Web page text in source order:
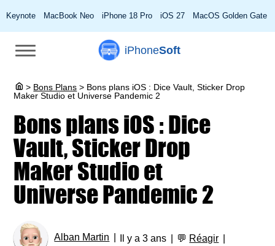
Keynote MacBook Neo iPhone 18 Pro iOS 27 MacOS Golden Gate
iPhoneSoft
> Bons Plans > Bons plans iOS : Dice Vault, Sticker Drop
Maker Studio et Universe Pandemic 2
Bons plans iOS : Dice
Vault, Sticker Drop
Maker Studio et
Universe Pandemic 2
Alban Martin Il y a 3 ans 💬 Réagir